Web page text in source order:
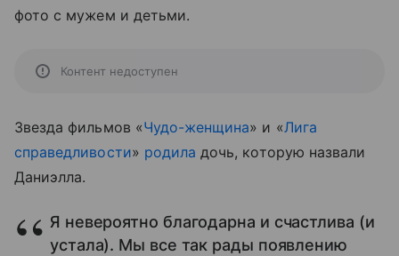
фото с мужем и детьми.
Контент недоступен
Звезда фильмов «Чудо-женщина» и «Лига
справедливости» родила дочь, которую назвали
Даниэлла.
Я невероятно благодарна и счастлива (и
устала). Мы все так рады появлению